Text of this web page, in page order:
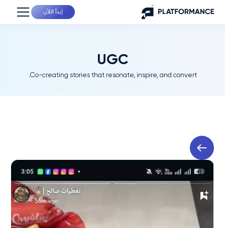
إبدأ اللآن
UGC
Co-creating stories that resonate, inspire, and convert.